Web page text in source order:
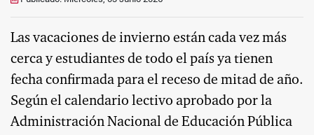
Las vacaciones de invierno están cada vez más
cerca y estudiantes de todo el país ya tienen
fecha confirmada para el receso de mitad de año.
Según el calendario lectivo aprobado por la
Administración Nacional de Educación Pública